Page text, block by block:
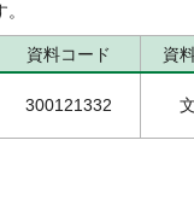
資料コード 資
300121332